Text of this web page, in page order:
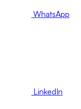
WhatsApp
LinkedIn